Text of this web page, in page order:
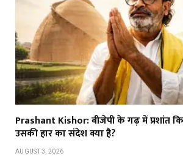
Prashant Kishor: बीजेपी के गढ़ में प्रशांत
उसकी हार का संदेश क्या है?
AUGUST 3, 2026